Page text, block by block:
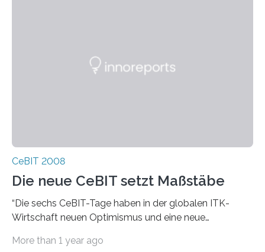
CeBIT 2008
Die neue CeBIT setzt Maßstäbe
“Die sechs CeBIT-Tage haben in der globalen ITK-
Wirtschaft neuen Optimismus und eine neue
der CeBIT 2008…
More than 1 year ago